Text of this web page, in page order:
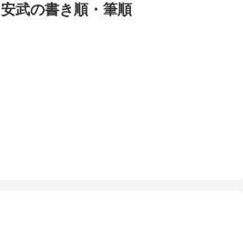
安武の書き順・筆順